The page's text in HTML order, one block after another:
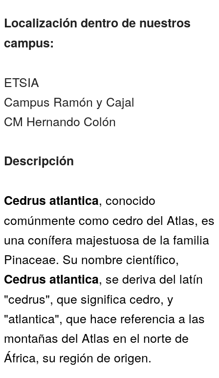
Localización dentro de nuestros
campus:
ETSIA
Campus Ramón y Cajal
CM Hernando Colón
Descripción
Cedrus atlantica, conocido
comúnmente como cedro del Atlas, es
una conífera majestuosa de la familia
Pinaceae. Su nombre científico,
Cedrus atlantica, se deriva del latín
"cedrus", que significa cedro, y
"atlantica", que hace referencia a las
montañas del Atlas en el norte de
África, su región de origen.